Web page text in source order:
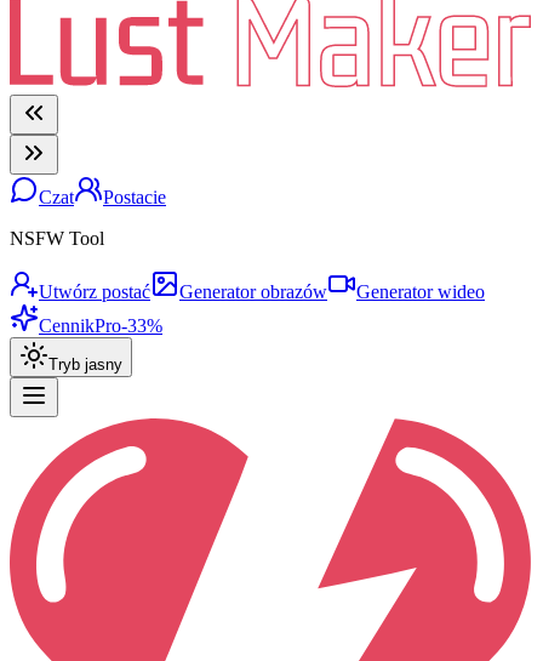
Czat
Postacie
NSFW Tool
Utwórz postać Generator obrazów
Generator wideo
CennikPro-33%
Tryb jasny